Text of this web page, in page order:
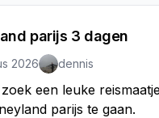
parijs 3 dagen
2026 dennis
een leuke
parijs te gaan.